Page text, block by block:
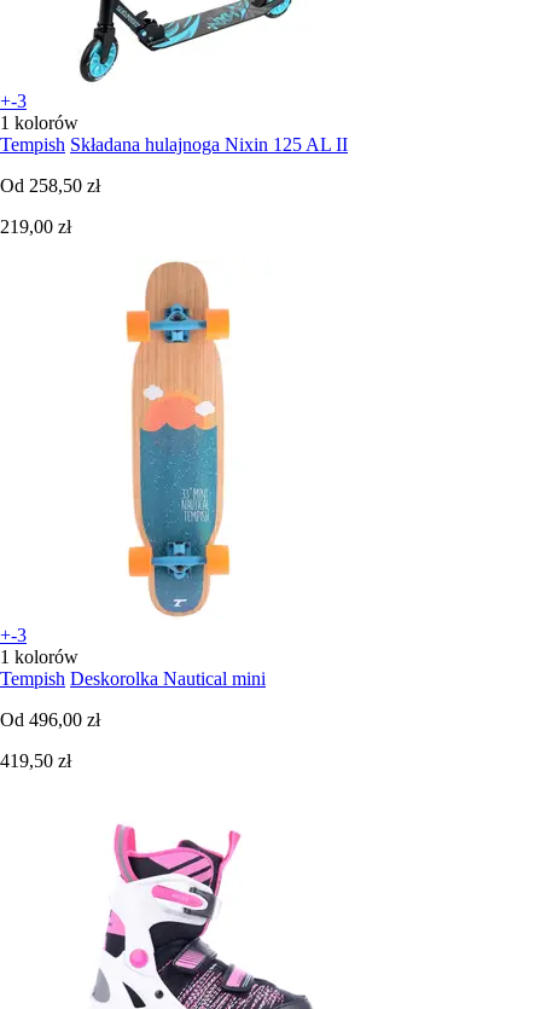
+-3
1 kolorów
Tempish Składana hulajnoga Nixin 125 AL II
Od 258,50 zł
219,00 zł
+-3
1 kolorów
Tempish Deskorolka Nautical mini
Od 496,00 zł
419,50 zł